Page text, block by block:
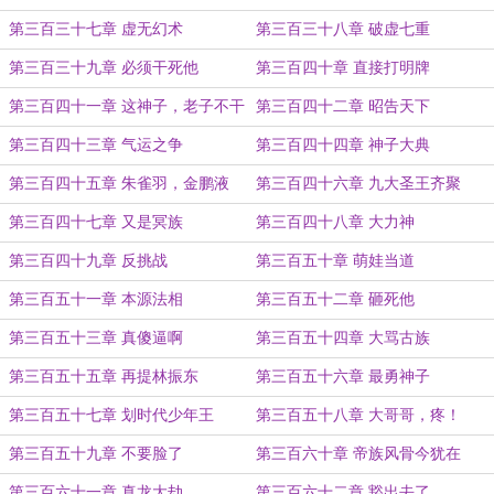
现
第三百三十七章 虚无幻术 第三百三十八章 破虚七重
第三百三十九章 必须干死他 第三百四十章 直接打明牌
第三百四十一章 这神子，老子不干
了
第三百四十二章 昭告天下
第三百四十三章 气运之争 第三百四十四章 神子大典
第三百四十五章 朱雀羽，金鹏液 第三百四十六章 九大圣王齐聚
第三百四十七章 又是冥族 第三百四十八章 大力神
第三百四十九章 反挑战 第三百五十章 萌娃当道
第三百五十一章 本源法相 第三百五十二章 砸死他
第三百五十三章 真傻逼啊 第三百五十四章 大骂古族
第三百五十五章 再提林振东 第三百五十六章 最勇神子
第三百五十七章 划时代少年王 第三百五十八章 大哥哥，疼！
第三百五十九章 不要脸了 第三百六十章 帝族风骨今犹在